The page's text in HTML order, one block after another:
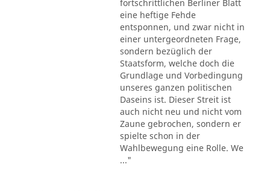
fortschrittlichen Berliner Blatt
eine heftige Fehde
entsponnen, und zwar nicht in
einer untergeordneten Frage,
sondern bezüglich der
Staatsform, welche doch die
Grundlage und Vorbedingung
unseres ganzen politischen
Daseins ist. Dieser Streit ist
auch nicht neu und nicht vom
Zaune gebrochen, sondern er
spielte schon in der
Wahlbewegung eine Rolle. We
..."